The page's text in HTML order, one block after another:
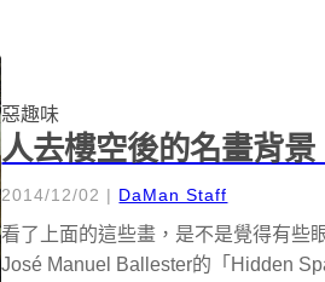
惡趣味
人去樓空後的名畫背景
2014/12/02 | DaMan Staff
看了上面的這些畫，是不是覺得有些
José Manuel Ballester的「Hidden